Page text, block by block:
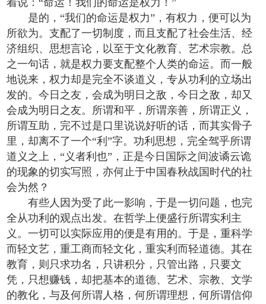
着说：“命运！我们的命运是权力！”
是的，“我们的命运是权力”，有权力，便可以为
所欲为。支配了一切制度，而且支配了社会生活、经
济组织、思想言论，以至于文化教育、艺术宗教。总
之一句话，就是权力要支配整个人类的命运。而一般
地说来，权力却是完全不谈道义，专从功利的立场出
发的。今日之友，会成为明日之敌，今日之敌，却又
会成为明日之友。所谓和平，所谓亲善，所谓正义，
所谓互助，完不过是口里说说好听的话，而其实骨子
里，却离不了一个“利”字。功利思想，完全驾乎所谓
道义之上，“义者利也”，正是今日国际之间波谲云诡
的现象的切实写照，亦何止于中国春秋战国时代的社
会为然？
有些人因为受了此一影响，于是一切问题，也完
全从功利的观点出发。在哲学上便盛行所谓实利主
义。一切可以实际应用的便是有用的。于是，重科学
而轻文艺，重工商而轻文化，重实利而轻道德。其在
教育，则只求功名，只讲积分，只管出路，只要文
凭，只想赚钱，却把基本的道德、艺术、宗教、文学
的教化，与及何所谓人格，何所谓理想，何所谓信仰